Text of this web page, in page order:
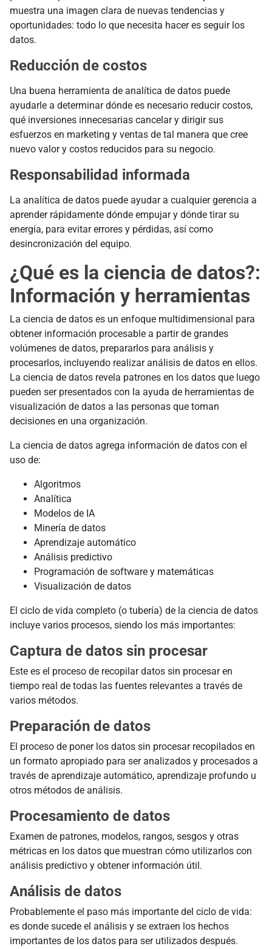
muestra una imagen clara de nuevas tendencias y
oportunidades: todo lo que necesita hacer es seguir los
datos.
Reducción de costos
Una buena herramienta de analítica de datos puede
ayudarle a determinar dónde es necesario reducir costos,
qué inversiones innecesarias cancelar y dirigir sus
esfuerzos en marketing y ventas de tal manera que cree
nuevo valor y costos reducidos para su negocio.
Responsabilidad informada
La analítica de datos puede ayudar a cualquier gerencia a
aprender rápidamente dónde empujar y dónde tirar su
energía, para evitar errores y pérdidas, así como
desincronización del equipo.
¿Qué es la ciencia de datos?:
Información y herramientas
La ciencia de datos es un enfoque multidimensional para
obtener información procesable a partir de grandes
volúmenes de datos, prepararlos para análisis y
procesarlos, incluyendo realizar análisis de datos en ellos.
La ciencia de datos revela patrones en los datos que luego
pueden ser presentados con la ayuda de herramientas de
visualización de datos a las personas que toman
decisiones en una organización.
La ciencia de datos agrega información de datos con el
uso de:
Algoritmos
Analítica
Modelos de IA
Minería de datos
Aprendizaje automático
Análisis predictivo
Programación de software y matemáticas
Visualización de datos
El ciclo de vida completo (o tubería) de la ciencia de datos
incluye varios procesos, siendo los más importantes:
Captura de datos sin procesar
Este es el proceso de recopilar datos sin procesar en
tiempo real de todas las fuentes relevantes a través de
varios métodos.
Preparación de datos
El proceso de poner los datos sin procesar recopilados en
un formato apropiado para ser analizados y procesados a
través de aprendizaje automático, aprendizaje profundo u
otros métodos de análisis.
Procesamiento de datos
Examen de patrones, modelos, rangos, sesgos y otras
métricas en los datos que muestran cómo utilizarlos con
análisis predictivo y obtener información útil.
Análisis de datos
Probablemente el paso más importante del ciclo de vida:
es donde sucede el análisis y se extraen los hechos
importantes de los datos para ser utilizados después.